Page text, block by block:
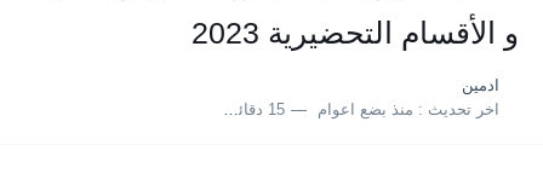
و الأقسام التحضيرية 2023
ادمين
اخر تحديث : منذ بضع اعوام 15 دقائق للقراءة